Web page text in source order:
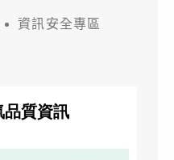
資訊安全專區